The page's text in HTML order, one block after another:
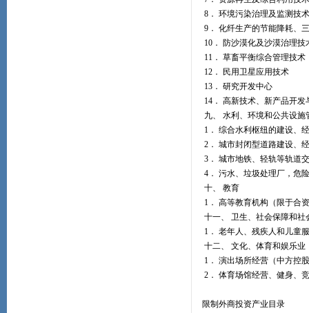
8． 环境污染治理及监测技术
9． 化纤生产的节能降耗、
10． 防沙漠化及沙漠治理技
11． 草畜平衡综合管理技术
12． 民用卫星应用技术
13． 研究开发中心
14． 高新技术、新产品开发
九、 水利、环境和公共设施
1． 综合水利枢纽的建设、
2． 城市封闭型道路建设、
3． 城市地铁、轻轨等轨道
4． 污水、垃圾处理厂，危
十、 教育
1． 高等教育机构（限于合
十一、 卫生、社会保障和社
1． 老年人、残疾人和儿童
十二、 文化、体育和娱乐业
1． 演出场所经营（中方控
2． 体育场馆经营、健身、
限制外商投资产业目录